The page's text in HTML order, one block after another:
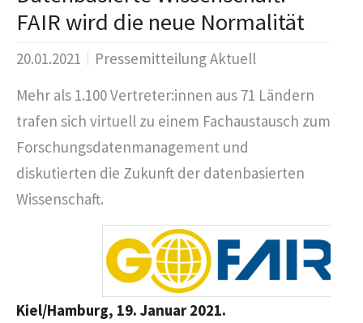
FAIR wird die neue Normalität
20.01.2021
Pressemitteilung Aktuell
Mehr als 1.100 Vertreter:innen aus 71 Ländern
trafen sich virtuell zu einem Fachaustausch zum
Forschungsdatenmanagement und
diskutierten die Zukunft der datenbasierten
Wissenschaft.
Kiel/Hamburg, 19. Januar 2021.